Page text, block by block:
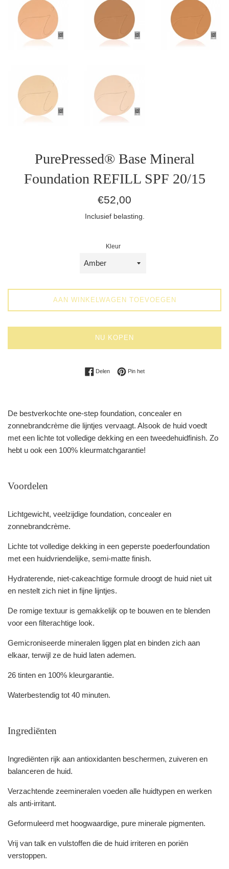
PurePressed® Base Mineral
Foundation REFILL SPF 20/15
Normale
€52,00
Inclusief belasting.
Kleur
AAN WINKELWAGEN TOEVOEGEN
NU KOPEN
DelenDelen op Facebook
Pin hetPinnen op Pinterest
De bestverkochte one-step foundation, concealer en
zonnebrandcrème die lijntjes vervaagt. Alsook de huid voedt
met een lichte tot volledige dekking en een tweedehuidfinish. Zo
hebt u ook een 100% kleurmatchgarantie!
Voordelen
Lichtgewicht, veelzijdige foundation, concealer en
zonnebrandcrème.
Lichte tot volledige dekking in een geperste poederfoundation
met een huidvriendelijke, semi-matte finish.
Hydraterende, niet-cakeachtige formule droogt de huid niet uit
en nestelt zich niet in fijne lijntjes.
De romige textuur is gemakkelijk op te bouwen en te blenden
voor een filterachtige look.
Gemicroniseerde mineralen liggen plat en binden zich aan
elkaar, terwijl ze de huid laten ademen.
26 tinten en 100% kleurgarantie.
Waterbestendig tot 40 minuten.
Ingrediënten
Ingrediënten rijk aan antioxidanten beschermen, zuiveren en
balanceren de huid.
Verzachtende zeemineralen voeden alle huidtypen en werken
als anti-irritant.
Geformuleerd met hoogwaardige, pure minerale pigmenten.
Vrij van talk en vulstoffen die de huid irriteren en poriën
verstoppen.